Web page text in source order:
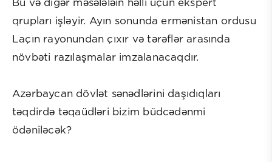
Bu və digər məsələləin həlli üçün ekspert
qrupları işləyir. Ayın sonunda ermənistan ordusu
Laçın rayonundan çıxır və tərəflər arasında
növbəti razılaşmalar imzalanacaqdır.
Azərbaycan dövlət sənədlərini daşıdıqları
təqdirdə təqaüdləri bizim büdcədənmi
ödəniləcək?